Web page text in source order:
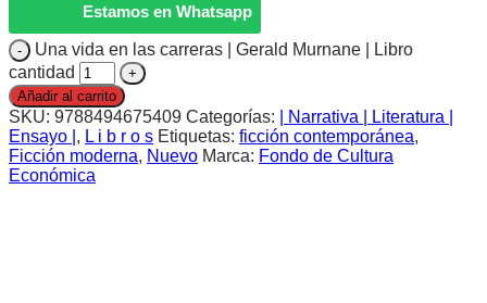
Estamos en Whatsapp
Una vida en las carreras | Gerald Murnane | Libro
cantidad
Añadir al carrito
SKU: 9788494675409 Categorías:
| Narrativa | Literatura |
Ensayo | , L i b r o s Etiquetas: ficción contemporánea,
Ficción moderna, Nuevo Marca: Fondo de Cultura
Económica